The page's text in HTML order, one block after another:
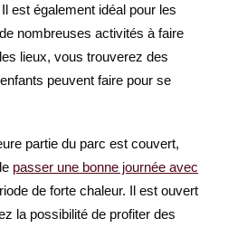
est également idéal pour les
nombreuses activités à faire
lieux, vous trouverez des
peuvent faire pour se
partie du parc est couvert,
passer une bonne journée avec
de forte chaleur. Il est ouvert
la possibilité de profiter des